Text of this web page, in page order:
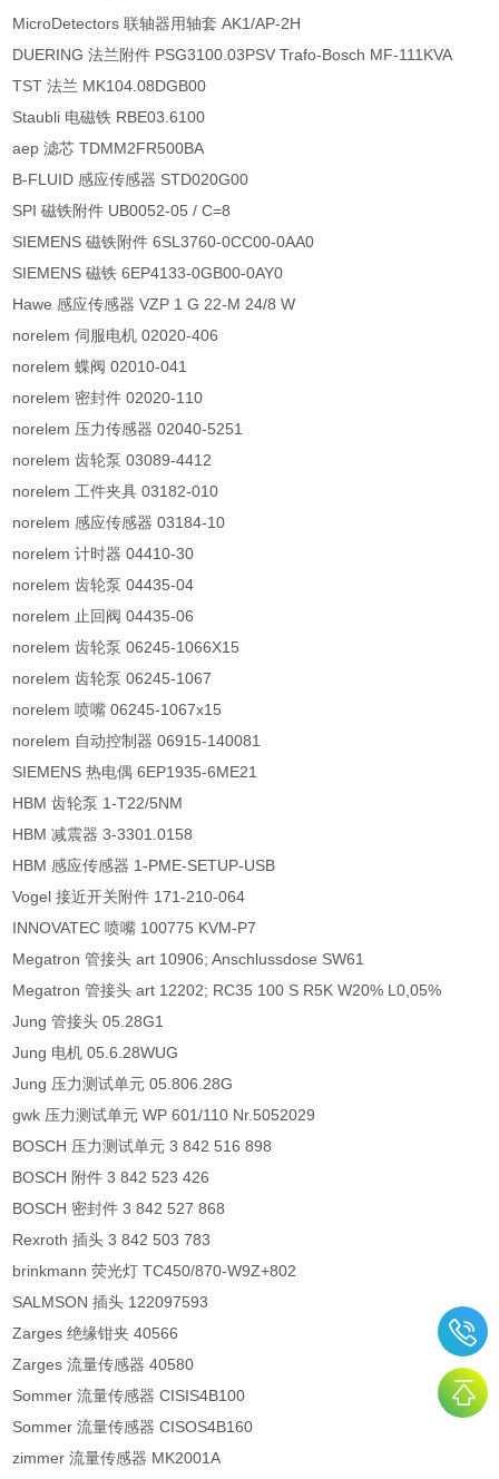
MicroDetectors 联轴器用轴套 AK1/AP-2H
DUERING 法兰附件 PSG3100.03PSV Trafo-Bosch MF-111KVA
TST 法兰 MK104.08DGB00
Staubli 电磁铁 RBE03.6100
aep 滤芯 TDMM2FR500BA
B-FLUID 感应传感器 STD020G00
SPI 磁铁附件 UB0052-05 / C=8
SIEMENS 磁铁附件 6SL3760-0CC00-0AA0
SIEMENS 磁铁 6EP4133-0GB00-0AY0
Hawe 感应传感器 VZP 1 G 22-M 24/8 W
norelem 伺服电机 02020-406
norelem 蝶阀 02010-041
norelem 密封件 02020-110
norelem 压力传感器 02040-5251
norelem 齿轮泵 03089-4412
norelem 工件夹具 03182-010
norelem 感应传感器 03184-10
norelem 计时器 04410-30
norelem 齿轮泵 04435-04
norelem 止回阀 04435-06
norelem 齿轮泵 06245-1066X15
norelem 齿轮泵 06245-1067
norelem 喷嘴 06245-1067x15
norelem 自动控制器 06915-140081
SIEMENS 热电偶 6EP1935-6ME21
HBM 齿轮泵 1-T22/5NM
HBM 减震器 3-3301.0158
HBM 感应传感器 1-PME-SETUP-USB
Vogel 接近开关附件 171-210-064
INNOVATEC 喷嘴 100775 KVM-P7
Megatron 管接头 art 10906; Anschlussdose SW61
Megatron 管接头 art 12202; RC35 100 S R5K W20% L0,05%
Jung 管接头 05.28G1
Jung 电机 05.6.28WUG
Jung 压力测试单元 05.806.28G
gwk 压力测试单元 WP 601/110 Nr.5052029
BOSCH 压力测试单元 3 842 516 898
BOSCH 附件 3 842 523 426
BOSCH 密封件 3 842 527 868
Rexroth 插头 3 842 503 783
brinkmann 荧光灯 TC450/870-W9Z+802
SALMSON 插头 122097593
Zarges 绝缘钳夹 40566
Zarges 流量传感器 40580
Sommer 流量传感器 CISIS4B100
Sommer 流量传感器 CISOS4B160
zimmer 流量传感器 MK2001A